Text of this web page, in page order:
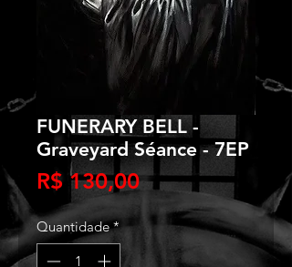
FUNERARY BELL -
Graveyard Séance - 7EP
R$ 130,00Preço
Quantidade *